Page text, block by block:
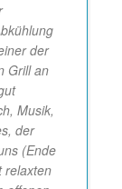
der
Grill an
Musik,
der
(Ende
relaxten